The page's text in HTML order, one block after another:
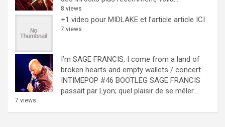
8 views
+1 video pour MIDLAKE et l’article article ICI
7 views
I’m SAGE FRANCIS, I come from a land of
broken hearts and empty wallets / concert
INTIMEPOP #46 BOOTLEG SAGE FRANCIS
passait par Lyon; quel plaisir de se mêler...
7 views